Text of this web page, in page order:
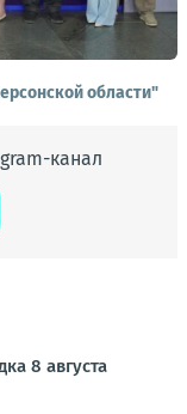
области"
канал
8 августа